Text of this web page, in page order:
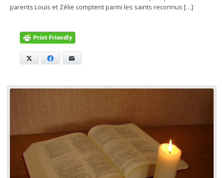
parents Louis et Zélie comptent parmi les saints reconnus […]
Facebook